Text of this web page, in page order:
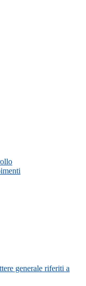
generale riferiti a